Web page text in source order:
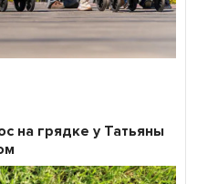
на грядке у Татьяны